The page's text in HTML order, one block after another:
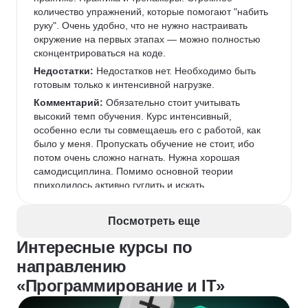
количество упражнений, которые помогают "набить
руку". Очень удобно, что не нужно настраивать
окружение на первых этапах — можно полностью
сконцентрироваться на коде.
Недостатки: Недостатков нет. Необходимо быть
готовым только к интенсивной нагрузке.
Комментарий: Обязательно стоит учитывать
высокий темп обучения. Курс интенсивный,
особенно если ты совмещаешь его с работой, как
было у меня. Пропускать обучение не стоит, ибо
потом очень сложно нагнать. Нужна хорошая
самодисциплина. Помимо основной теории
приходилось активно гуглить и искать
навык самостоятельного поиска.
Посмотреть еще
Интересные курсы по
направлению
«Программирование и IT»